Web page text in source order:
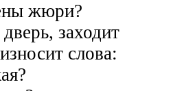
жюри?
заходит
слова: